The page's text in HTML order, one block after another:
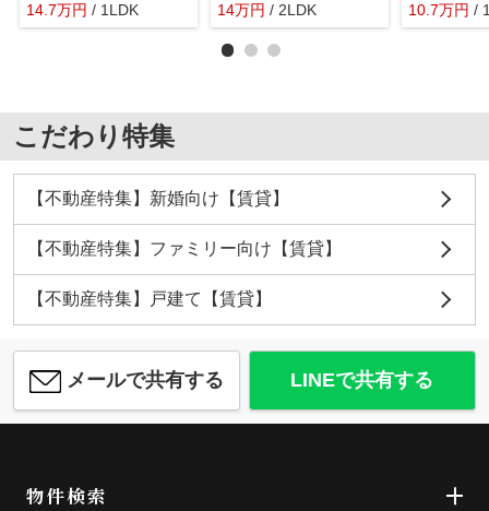
14.7万円 / 1LDK
14万円 / 2LDK
10.7万円 /
こだわり特集
【不動産特集】新婚向け【賃貸】
【不動産特集】ファミリー向け【賃貸】
【不動産特集】戸建て【賃貸】
メールで共有する LINEで共有する
物件検索